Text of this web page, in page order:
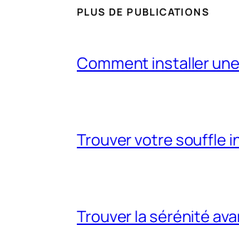
PLUS DE PUBLICATIONS
Comment installer
Trouver votre souffle
Trouver la sérénité